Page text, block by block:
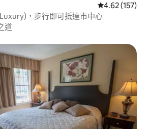
從 157 則評價
4.62 (157)
，步行即可抵達市中心
道